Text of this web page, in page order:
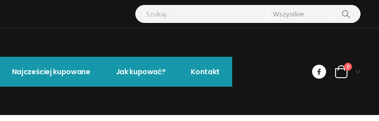
Najcześciej kupowane Jak kupować? Kontakt 0